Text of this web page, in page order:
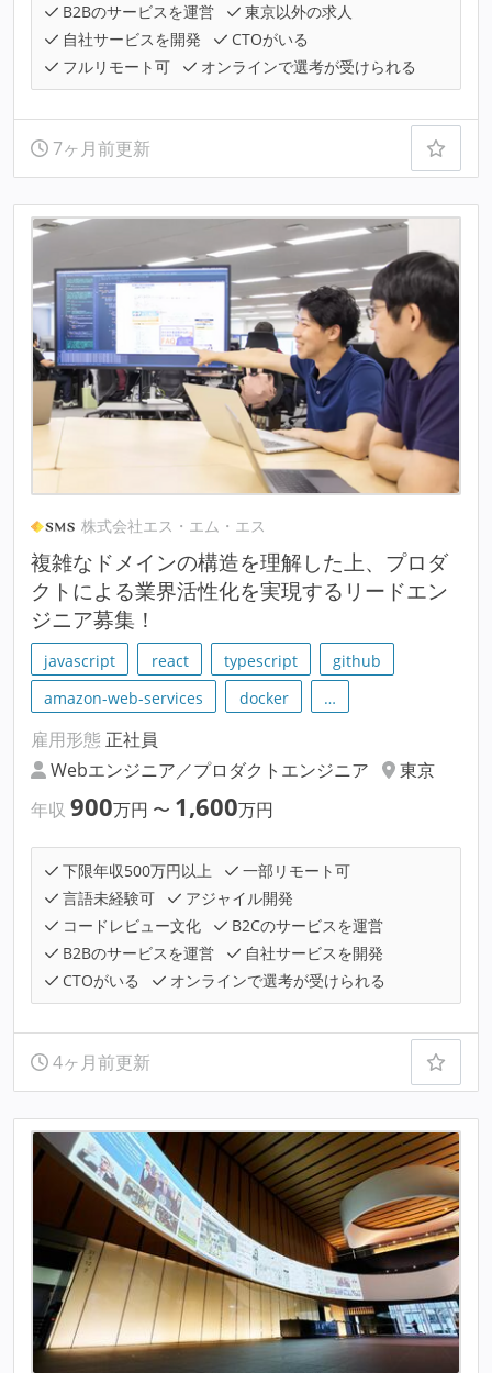
B2Bのサービスを運営
東京以外の求人
自社サービスを開発
CTOがいる
フルリモート可
オンラインで選考が受けられる
7ヶ月前更新
株式会社エス・エム・エス
複雑なドメインの構造を理解した上、プロダ
クトによる業界活性化を実現するリードエン
ジニア募集！
javascript react typescript
github
amazon-web-services
docker …
雇用形態 正社員
Webエンジニア／プロダクトエンジニア
東京
年収 900万円 〜 1,600万円
下限年収500万円以上
一部リモート可
言語未経験可
アジャイル開発
コードレビュー文化
B2Cのサービスを運営
B2Bのサービスを運営
自社サービスを開発
CTOがいる
オンラインで選考が受けられる
4ヶ月前更新